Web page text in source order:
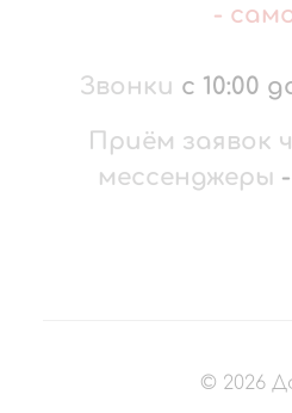
-
Звонки с 10:00
Приём заявок
мессенджеры -
© 2026